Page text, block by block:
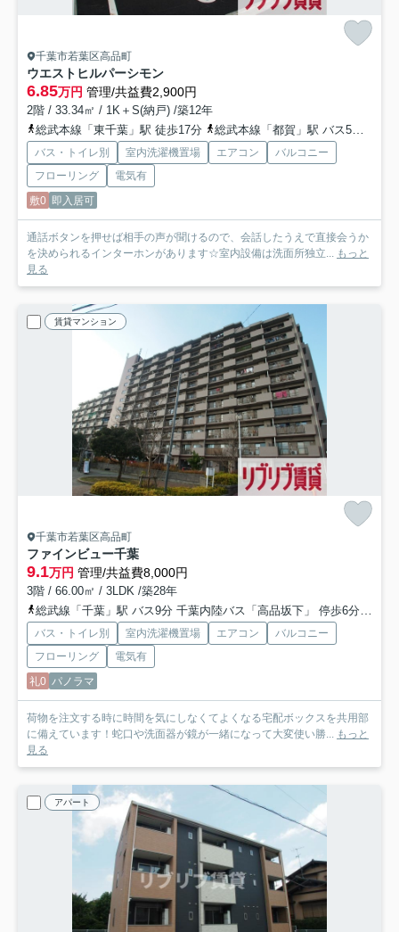
千葉市若葉区高品町
ウエストヒルパーシモン
6.85万円 管理/共益費2,900円
2階 / 33.34㎡ / 1K＋S(納戸) /築12年
総武本線「東千葉」駅 徒歩17分
総武本線「都賀」駅 バス5分 「高品坂下」 停歩4分
バス・トイレ別 室内洗濯機置場 エアコン
バルコニー
フローリング
電気有
敷0 即入居可
通話ボタンを押せば相手の声が聞けるので、会話したうえで直接会うか
を決められるインターホンがあります☆室内設備は洗面所独立... もっと
見る
賃貸マンション
千葉市若葉区高品町
ファインビュー千葉
9.1万円 管理/共益費8,000円
3階 / 66.00㎡ / 3LDK /築28年
総武線「千葉」駅 バス9分 千葉内陸バス「高品坂下」 停歩6分
バス・トイレ別 室内洗濯機置場 エアコン
バルコニー
フローリング
電気有
礼0 パノラマ
荷物を注文する時に時間を気にしなくてよくなる宅配ボックスを共用部
に備えています！蛇口や洗面器が鏡が一緒になって大変使い勝... もっと
見る
アパート